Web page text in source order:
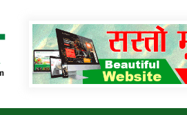
Newssarokar